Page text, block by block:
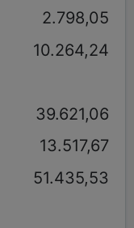
2.798,05
10.264,24
39.621,06
13.517,67
51.435,53